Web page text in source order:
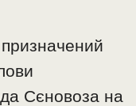
Сєновоза на